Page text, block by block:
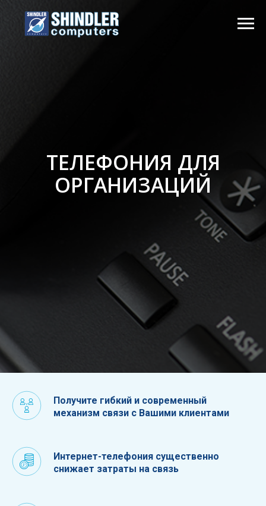
ТЕЛЕФОНИЯ ДЛЯ
ОРГАНИЗАЦИЙ
Получите гибкий и современный
механизм связи с Вашими клиентами
Интернет-телефония существенно
снижает затраты на связь